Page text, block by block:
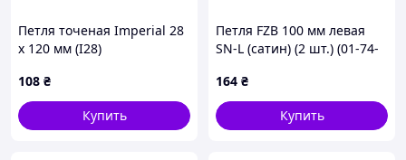
Петля точеная Imperial 28
x 120 мм (I28)
108 ₴
Купить
Петля FZB 100 мм левая
SN-L (сатин) (2 шт.) (01-74-
164 ₴
Купить